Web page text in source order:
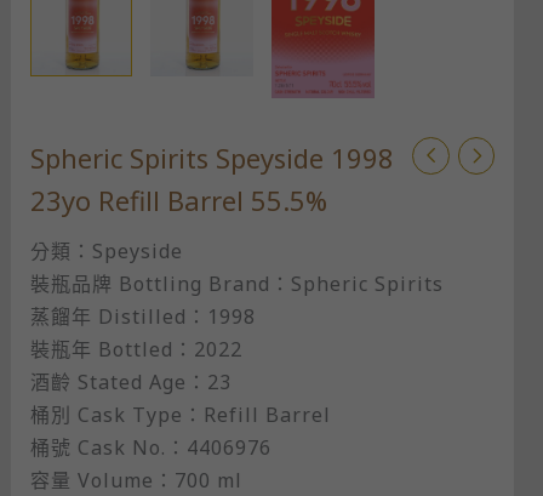
Spheric Spirits Speyside 1998
23yo Refill Barrel 55.5%
分類：Speyside
裝瓶品牌 Bottling Brand：Spheric Spirits
蒸餾年 Distilled：1998
裝瓶年 Bottled：2022
酒齡 Stated Age：23
桶別 Cask Type：Refill Barrel
桶號 Cask No.：4406976
容量 Volume：700 ml